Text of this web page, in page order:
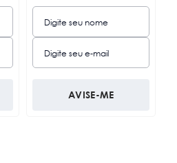
AVISE-ME